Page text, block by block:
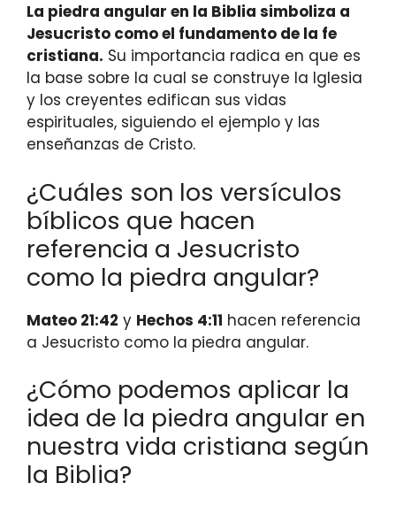
La piedra angular en la Biblia simboliza a
Jesucristo como el fundamento de la fe
cristiana. Su importancia radica en que es
la base sobre la cual se construye la Iglesia
y los creyentes edifican sus vidas
espirituales, siguiendo el ejemplo y las
enseñanzas de Cristo.
¿Cuáles son los versículos
bíblicos que hacen
referencia a Jesucristo
como la piedra angular?
Mateo 21:42 y Hechos 4:11 hacen referencia
a Jesucristo como la piedra angular.
¿Cómo podemos aplicar la
idea de la piedra angular en
nuestra vida cristiana según
la Biblia?